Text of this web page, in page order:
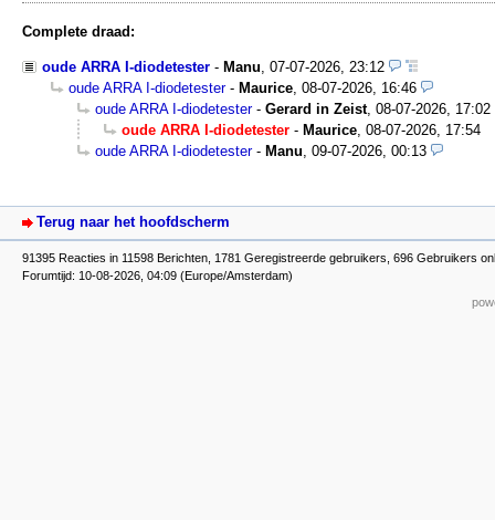
Complete draad:
oude ARRA I-diodetester - Manu, 07-07-2026, 23:12
oude ARRA I-diodetester- Maurice, 08-07-2026, 16:46
oude ARRA I-diodetester- Gerard in Zeist, 08-07-2026, 17:02
oude ARRA I-diodetester - Maurice, 08-07-2026, 17:54
oude ARRA I-diodetester- Manu, 09-07-2026, 00:13
Terug naar het hoofdscherm
91395 Reacties in 11598 Berichten, 1781 Geregistreerde gebruikers, 696 Gebruikers
Forumtijd: 10-08-2026, 04:09 (Europe/Amsterdam)